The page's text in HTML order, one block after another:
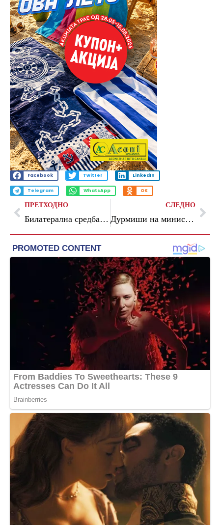
Facebook Twitter LinkedIn
Telegram WhatsApp OK
ПРЕТХОДНО
Билатерална средба на македонската и хрватската Царина: „Ќе оставиме видлив белег во реформите за забрзана ЕУ интеграција“
СЛЕДНО
Дурмиши на министерски состанок за Берлинскиот процес: Регионалната соработка и реформите се клуч за посилен пазар на труд